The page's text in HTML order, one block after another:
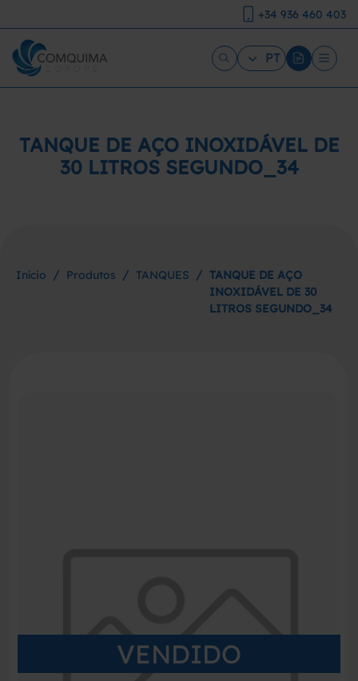
+34 936 460 403
PT
TANQUE DE AÇO INOXIDÁVEL DE
30 LITROS SEGUNDO_34
Início / Produtos / TANQUES / TANQUE DE AÇO
INOXIDÁVEL DE 30
LITROS SEGUNDO_34
VENDIDO